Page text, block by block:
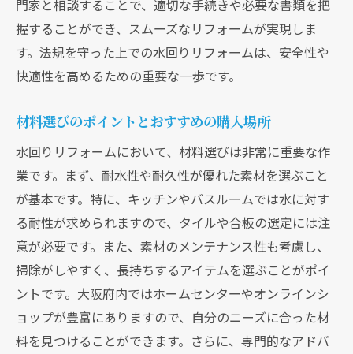
門家と相談することで、適切な手続きや必要な書類を把
握することができ、スムーズなリフォームが実現しま
す。法規を守った上での水回りリフォームは、安全性や
快適性を高めるための重要な一歩です。
材料選びのポイントとおすすめの購入場所
水回りリフォームにおいて、材料選びは非常に重要な作
業です。まず、耐水性や耐久性が優れた素材を選ぶこと
が基本です。特に、キッチンやバスルームでは水に対す
る耐性が求められますので、タイルや合板の選定には注
意が必要です。また、素材のメンテナンス性も考慮し、
掃除がしやすく、長持ちするアイテムを選ぶことがポイ
ントです。大阪府内ではホームセンターやオンラインシ
ョップが豊富にありますので、自分のニーズに合った材
料を見つけることができます。さらに、専門的なアドバ
クリックでチラシのページにジャンプします
クリックでチラシのページにジャンプします